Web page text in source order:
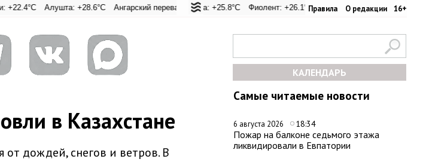
Правила О редакции 16+
Адмиральская Лагуна: +25.8°C Фиолент: +26.1°C Казачья бухта: +26.2°C Херсонес:
Алушта: +28.6°C Ангарский перевал: +25.4°C Евпатория: +31.2°C Керчь: +31.1°C Никитский сад: +29°C
КАЛЕНДАРЬ
Самые читаемые новости
6 августа 2026 18:34
Пожар на балконе седьмого этажа
ликвидировали в Евпатории
в Казахстане
дождей, снегов и ветров. В